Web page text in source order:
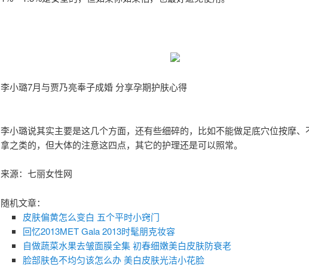
李小璐7月与贾乃亮奉子成婚 分享孕期护肤心得
李小璐说其实主要是这几个方面，还有些细碎的，比如不能做足底穴位按摩、
拿之类的，但大体的注意这四点，其它的护理还是可以照常。
来源：七丽女性网
随机文章：
皮肤偏黄怎么变白 五个平时小窍门
回忆2013MET Gala 2013时髦朋克妆容
自做蔬菜水果去皱面膜全集 初春细嫩美白皮肤防衰老
脸部肤色不均匀该怎么办 美白皮肤光洁小花脸